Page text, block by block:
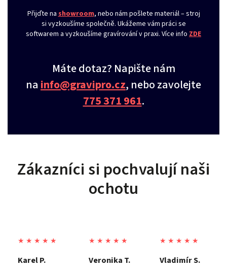
Přijďte nashowroom, nebo nám pošlete materiál – stroj
si vyzkoušíme společně. Ukážeme vám práci se
softwarem a vyzkoušíme gravírování v praxi. Více info ZDE
Máte dotaz? Napište nám
na info@gravipro.cz, nebo zavolejte
775 371 961.
Zákazníci si pochvalují naši
ochotu
★ ★ ★ ★ ★
Veronika T.
★ ★ ★ ★ ★
Vladimír S.
★ ★ ★ ★ ★
Kristýna N.